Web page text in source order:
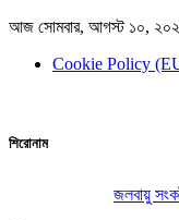
আজ সোমবার, আগস্ট ১০,
Cookie Policy
দেশের খবর
যুক্ত থাকুন দেশের সঙ্গে
শিরোনাম
জলবায়ু